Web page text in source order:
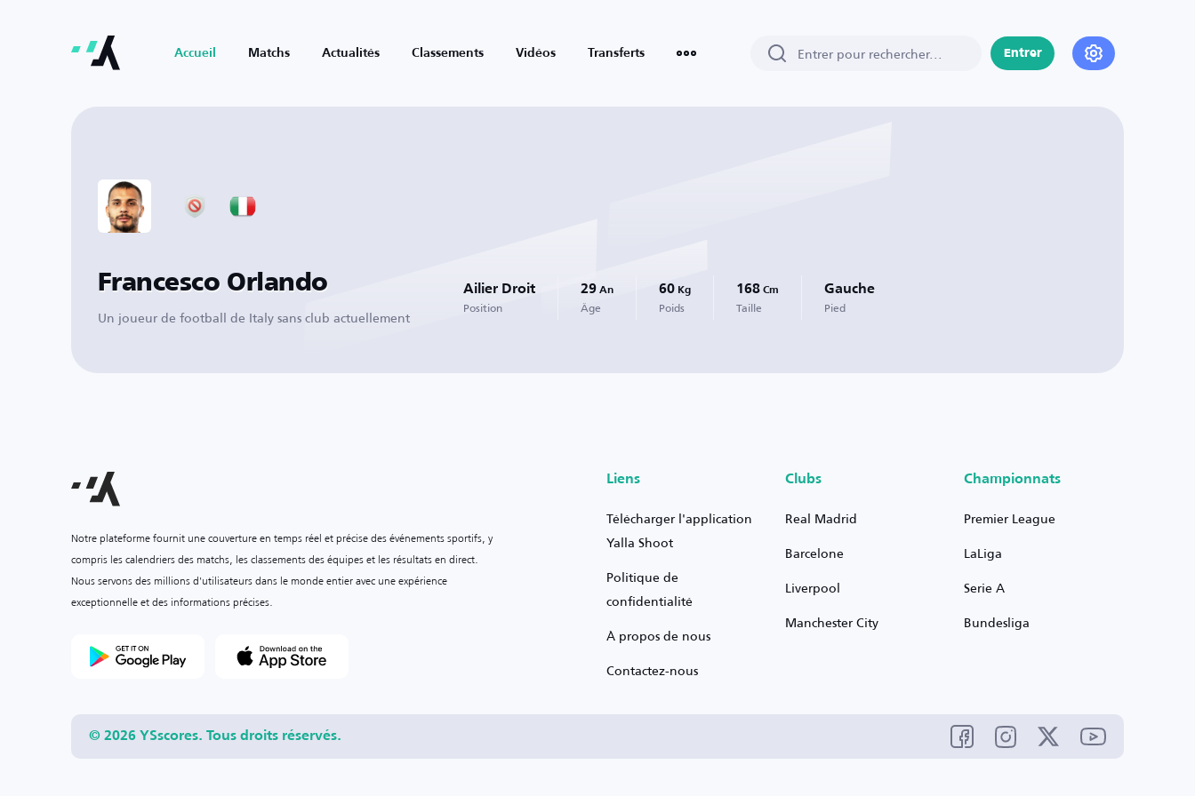
Accueil Matchs Actualités Classements Vidéos Transferts Entrer
Francesco Orlando
Un joueur de football de Italy sans club actuellement
Ailier Droit
Position
29 An
Âge
60 Kg
Poids
168 Cm
Taille
Gauche
Pied
Notre plateforme fournit une couverture en temps réel et précise des événements sportifs, y
compris les calendriers des matchs, les classements des équipes et les résultats en direct.
Nous servons des millions d'utilisateurs dans le monde entier avec une expérience
exceptionnelle et des informations précises.
Liens
Télécharger l'application
Yalla Shoot
Politique de
confidentialité
À propos de nous
Contactez-nous
Clubs
Real Madrid
Barcelone
Liverpool
Manchester City
Championnats
Premier League
LaLiga
Serie A
Bundesliga
© 2026 YSscores. Tous droits réservés.